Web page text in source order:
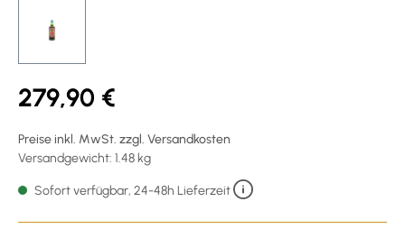
279,90 €
Preise inkl. MwSt. zzgl. Versandkosten
Versandgewicht: 1.48 kg
Sofort verfügbar, 24-48h Lieferzeit